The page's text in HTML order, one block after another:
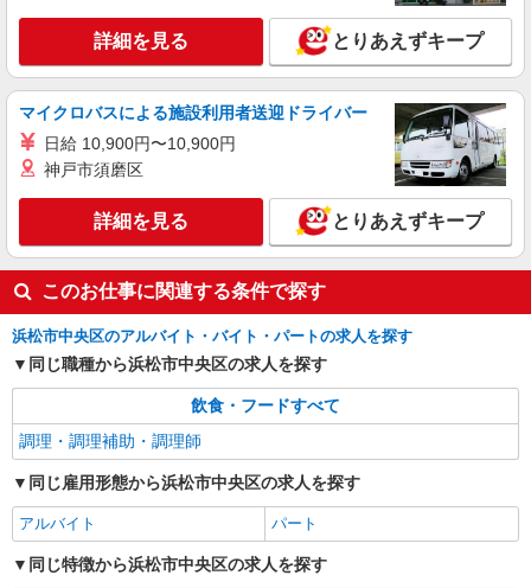
キープ 詳細を見る
アルバイト パート
すき家 1国浜松卸本町店
すき家の店舗スタッフ（接客・調理・清掃な
ど）
静岡県浜松市中央区卸本町103-1
キープ 詳細を見る
なか卯 浜松萩丘店
接客・調理スタッフ（簡単な接客・調理・清
掃・など）
時給1500円
静岡県浜松市中央区萩丘2-26-1
キープ 詳細を見る
詳細を見る とりあえずキープ
マイクロバスによる施設利用者送迎ドライバー
日給 10,900円〜10,900円
神戸市須磨区
詳細を見る とりあえずキープ
このお仕事に関連する条件で探す
浜松市中央区のアルバイト・バイト・パートの求人を探す
同じ職種から浜松市中央区の求人を探す
飲食・フードすべて
調理・調理補助・調理師
同じ雇用形態から浜松市中央区の求人を探す
アルバイト パート
同じ特徴から浜松市中央区の求人を探す